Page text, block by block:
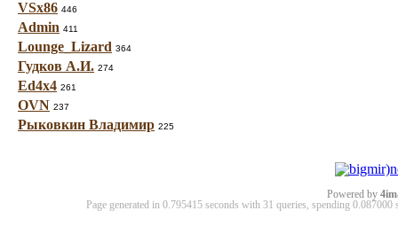
VSx86 446
Admin 411
Lounge_Lizard 364
Гудков А.И. 274
Ed4x4 261
OVN 237
Рыковкин Владимир 225
Powered by
Page generated in 0.795415 seconds with 31 queries, spending